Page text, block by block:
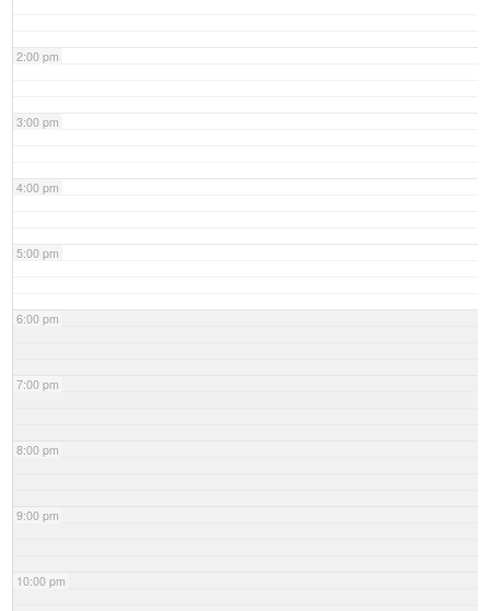
2:00 pm
3:00 pm
4:00 pm
5:00 pm
6:00 pm
7:00 pm
8:00 pm
9:00 pm
10:00 pm